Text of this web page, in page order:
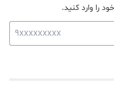
را وارد کنید.